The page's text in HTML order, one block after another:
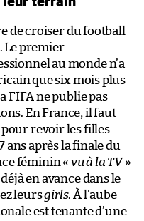
de croiser du football
Le premier
au monde n’a
que six mois plus
FIFA ne publie pas
En France, il faut
pour revoir les filles
ans après la finale du
féminin « vu à la TV»
en avance dans le
leursgirls. À l’aube
est tenante d’une